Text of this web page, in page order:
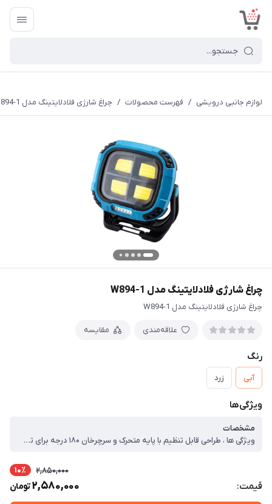
لوازم جانبی درویشی / فهرست محصولات / چراغ شارژی فلادلایتینگ مدل W894-1
چراغ شارژی فلادلایتینگ مدل W894-1
چراغ شارژی فلادلایتینگ مدل W894-1
علاقه‌مندی مقایسه
رنگ
آبی زرد
ویژگی‌ها
مشخصات
ویژگی ها ، طراحی قابل تنظیم با پایه متحرک و سرچرخان ۱۸۰ درجه برای تنظیم زاویه نوردهی مجهز به پایه مگنتی قوی برای اتصال آسان به سطوح فلزی و استفاده بدون نیاز به دست دارای خروجی USB با قابلیت استفاده به‌عنوان پاوربانک اضطراری برای شارژ موبایل مجهز به قلاب آویز برای استفاده در موقعیت‌های مختلف دارای درگاه شارژ Type-C با پشتیبانی از شارژ سریع نمایشگر LED میزان شارژ باتری مدت زمان نوردهی: حدود ۲ تا ۳ ساعت مدت زمان شارژ کامل: حدود ۸ ساعت حالت‌های نوردهی: سفید، زرد، ترکیبی زرد-سفید (هرکدام با ۴ سطح روشنایی) و نور قرمز ثابت و چشمک‌زن طراحی مقاوم در برابر نفوذ آب دارای محل پیچ استاندارد برای نصب روی سه‌پایه ، نحوه حمل ، دستی ، آویزی ، نوع باتری ، لیتیومی ، نوع تجهیزات جانبی سفر و کمپینگ ، چراغ روشنایی ، چراغ اضطراری ، چراغ آویز چادر ، چراغ شارژی ، چراغ کمپینگ ، مناسب برای ، کوهنوردی ، کمپینگ ، سفرهای جاده‌ای ، منبع انرژی ، شارژی ، باتری قابل تعویض ، ظرفیت باتری ، ۱۸۶۵۰ ، قابلیت‌های مقاومتی ، مقاوم در برابر آب ، مقاوم در برابر شوک‌های ضربه‌ای ، مقاوم در برابر مه ، مقوم در برابر نفوذ گرد و خاک ، ابعاد ، ۱۱x۱۰x۴ سانتی‌متر ، وزن ، ۳۶۰ گرم ، جنس ، پلاستیک ABS
قیمت:
2,850,000 10٪
2,580,000تومان